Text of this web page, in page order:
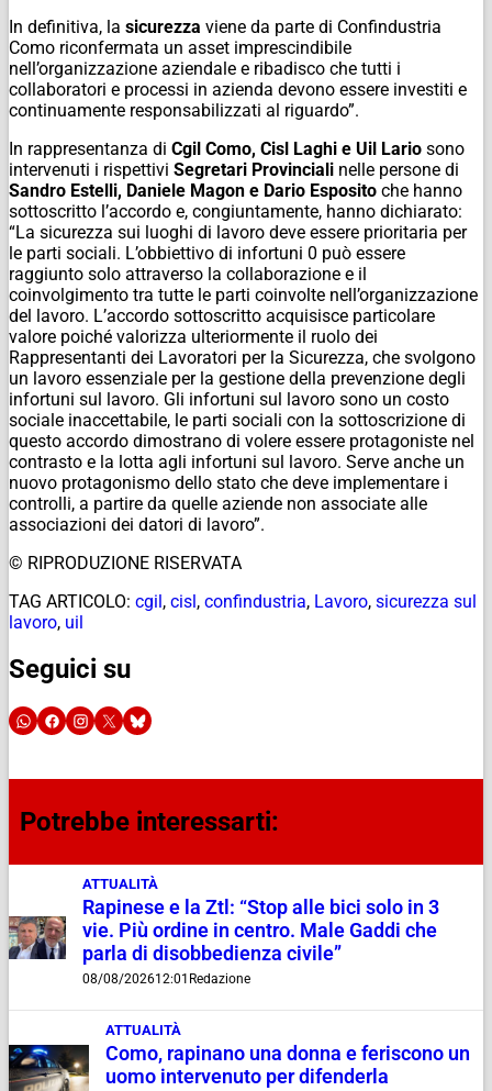
In definitiva, la sicurezza viene da parte di Confindustria
Como riconfermata un asset imprescindibile
nell’organizzazione aziendale e ribadisco che tutti i
collaboratori e processi in azienda devono essere investiti e
continuamente responsabilizzati al riguardo”.
In rappresentanza di Cgil Como, Cisl Laghi e Uil Lario sono
intervenuti i rispettivi Segretari Provinciali nelle persone di
Sandro Estelli, Daniele Magon e Dario Esposito che hanno
sottoscritto l’accordo e, congiuntamente, hanno dichiarato:
“La sicurezza sui luoghi di lavoro deve essere prioritaria per
le parti sociali. L’obbiettivo di infortuni 0 può essere
raggiunto solo attraverso la collaborazione e il
coinvolgimento tra tutte le parti coinvolte nell’organizzazione
del lavoro. L’accordo sottoscritto acquisisce particolare
valore poiché valorizza ulteriormente il ruolo dei
Rappresentanti dei Lavoratori per la Sicurezza, che svolgono
un lavoro essenziale per la gestione della prevenzione degli
infortuni sul lavoro. Gli infortuni sul lavoro sono un costo
sociale inaccettabile, le parti sociali con la sottoscrizione di
questo accordo dimostrano di volere essere protagoniste nel
contrasto e la lotta agli infortuni sul lavoro. Serve anche un
nuovo protagonismo dello stato che deve implementare i
controlli, a partire da quelle aziende non associate alle
associazioni dei datori di lavoro”.
© RIPRODUZIONE RISERVATA
TAG ARTICOLO: cgil, cisl, confindustria, Lavoro, sicurezza sul
lavoro, uil
Seguici su
Potrebbe interessarti:
ATTUALITÀ
Rapinese e la Ztl: “Stop alle bici solo in 3
vie. Più ordine in centro. Male Gaddi che
parla di disobbedienza civile”
08/08/202612:01 Redazione
ATTUALITÀ
Como, rapinano una donna e feriscono un
uomo intervenuto per difenderla